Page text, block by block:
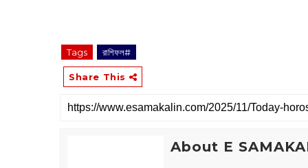
Tags রাশিফল#
Share This
About E